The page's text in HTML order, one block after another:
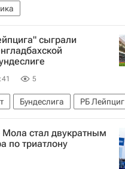
сыграли
5
Бундеслига
РБ Лейпциг
Наби Кейта
Тимо Вернер
стал двукратным
по триатлону